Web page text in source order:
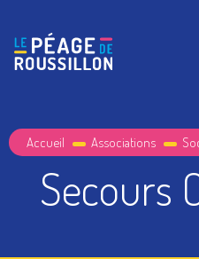
Accueil Associations
Secours